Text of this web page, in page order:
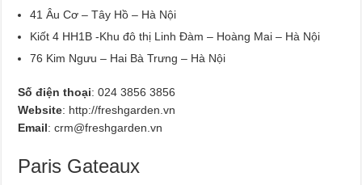
41 Âu Cơ – Tây Hồ – Hà Nội
Kiốt 4 HH1B -Khu đô thị Linh Đàm – Hoàng Mai – Hà Nội
76 Kim Ngưu – Hai Bà Trưng – Hà Nội
Số điện thoại: 024 3856 3856
Website: http://freshgarden.vn
Email:crm@freshgarden.vn
Paris Gateaux